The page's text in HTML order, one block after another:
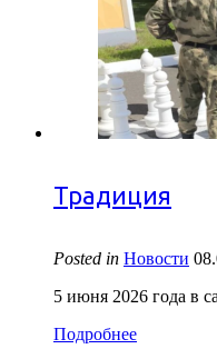
Традиция
Posted in Новости
5 июня 2026 года в
Подробнее